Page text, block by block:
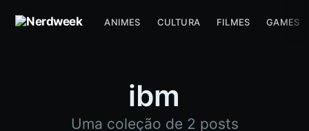
ANIMES CULTURA FILMES GAMES
ibm
Uma coleção de 2 posts